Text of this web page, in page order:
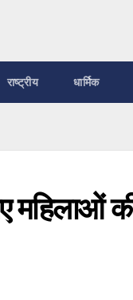
राष्ट्रीय धार्मिक